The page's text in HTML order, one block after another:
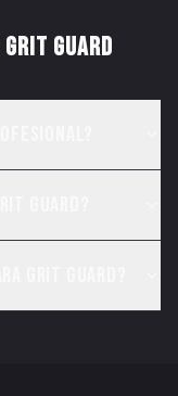
GRIT GUARD